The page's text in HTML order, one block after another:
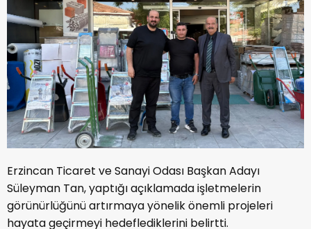
Erzincan Ticaret ve Sanayi Odası Başkan Adayı
Süleyman Tan, yaptığı açıklamada işletmelerin
görünürlüğünü artırmaya yönelik önemli projeleri
hayata geçirmeyi hedeflediklerini belirtti.